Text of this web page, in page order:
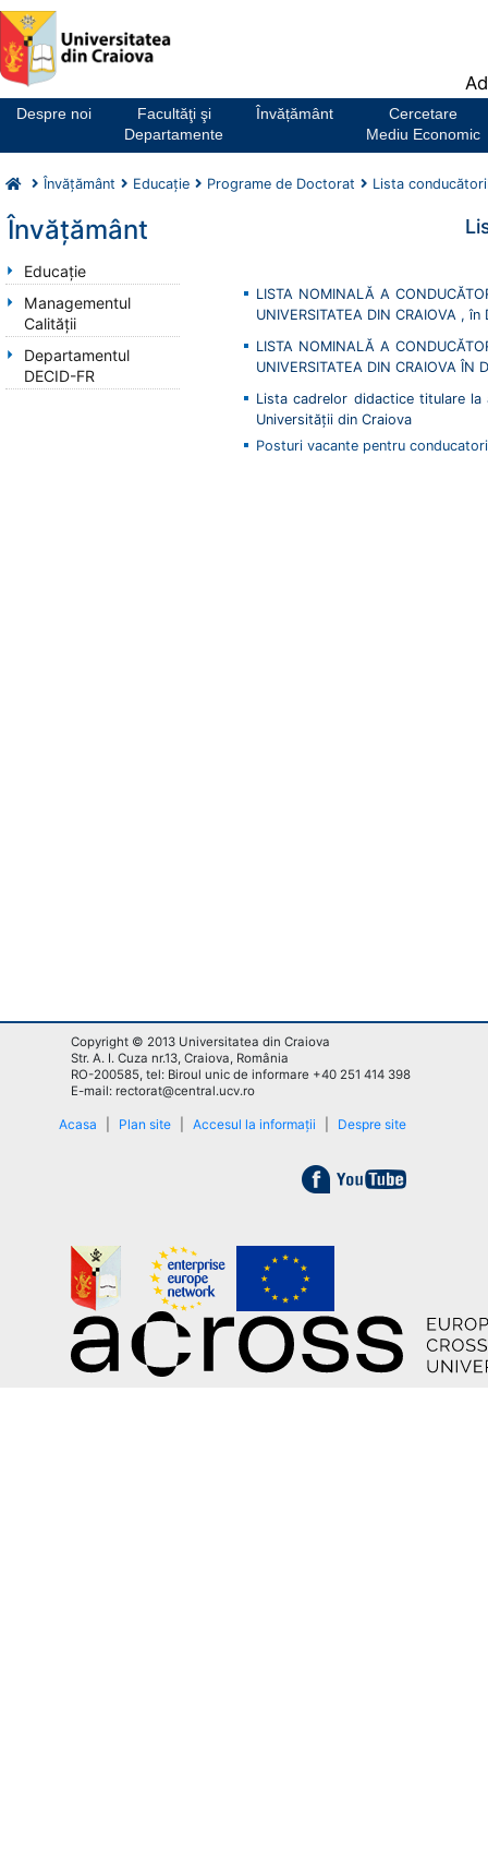
Notă:
Acest
website
un
sistem
accesibilitate.
Despre noi
Facultăţi şi
Departamente
Învățământ
Cercetare
Mediu Economic
Învăţământ Educaţie Programe de Doctorat Lista
Învăţământ
Educaţie
Managementul
Calității
Departamentul
DECID-FR
LISTA NOMINALĂ A
UNIVERSITATEA DIN CRAIOVA ,
LISTA NOMINALĂ A
UNIVERSITATEA DIN CRAIOVA ÎN
Lista cadrelor didactice titulare
Universității din Craiova
Posturi vacante pentru
Copyright © 2013 Universitatea din Craiova
Str. A. I. Cuza nr.13, Craiova, România
RO-200585, tel: Biroul unic de informare +40 251 414 398
E-mail: rectorat@central.ucv.ro
Acasa Plan site Accesul la informații Despre site